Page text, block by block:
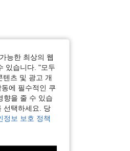
능한 최상의 웹
있습니다. "모두
츠 및 광고 개
에 필수적인 쿠
향을 줄 수 있습
선택하세요. 당
정보 보호 정책